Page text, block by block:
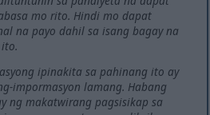
mo rito. Hindi mo dapat
na payo dahil sa isang bagay na
ipinakita sa pahinang ito ay
impormasyon lamang. Habang
ng makatwirang pagsisikap sa